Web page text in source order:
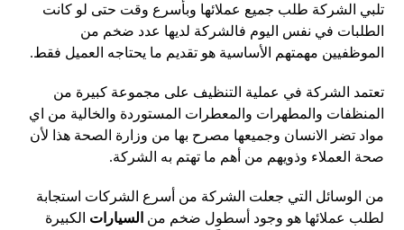
تلبي الشركة طلب جميع عملائها وبأسرع وقت حتى لو كانت
الطلبات في نفس اليوم فالشركة لديها عدد ضخم من
الموظفيين مهمتهم الأساسية هو تقديم ما يحتاجه العميل فقط.
تعتمد الشركة في عملية التنظيف على مجموعة كبيرة من
المنظفات والمطهرات والمعطرات المستوردة والخالية من اي
مواد تضر الانسان وجميعها مصرح بها من وزارة الصحة هذا لأن
صحة العملاء وذويهم من أهم ما تهتم به الشركة.
من الوسائل التي جعلت الشركة من أسرع الشركات استجابة
لطلب عملائها هو وجود أسطول ضخم من السيارات الكبيرة